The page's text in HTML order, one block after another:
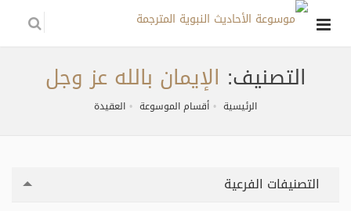
التصنيف: الإيمان بالله عز وجل
الرئيسية أقسام الموسوعة العقيدة
التصنيفات الفرعية